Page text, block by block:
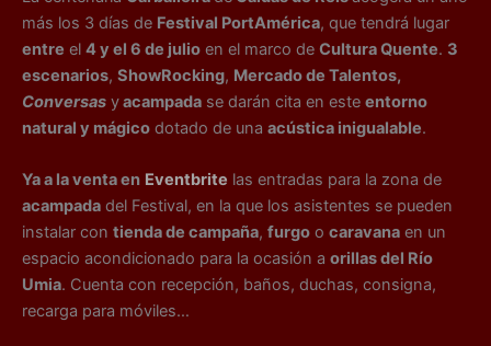
más los 3 días de Festival PortAmérica, que tendrá lugar
entre el 4 y el 6 de julio en el marco de Cultura Quente. 3
escenarios, ShowRocking, Mercado de Talentos,
Conversas yacampada se darán cita en este entorno
natural y mágico dotado de una acústica inigualable.
Ya a la venta en Eventbrite las entradas para la zona de
acampada del Festival, en la que los asistentes se pueden
instalar con tienda de campaña, furgo o caravana en un
espacio acondicionado para la ocasión a orillas del Río
Umia. Cuenta con recepción, baños, duchas, consigna,
recarga para móviles…